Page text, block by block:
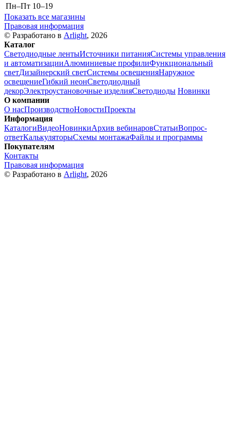
Пн–Пт 10–19
Показать все магазины
Правовая информация
© Разработано в Arlight, 2026
Каталог
Светодиодные лентыИсточники питанияСистемы управления
и автоматизацииАлюминиевые профилиФункциональный
светДизайнерский светСистемы освещенияНаружное
освещениеГибкий неонСветодиодный
декорЭлектроустановочные изделияСветодиоды Новинки
О компании
О насПроизводствоНовостиПроекты
Информация
КаталогиВидеоНовинкиАрхив вебинаровСтатьиВопрос-
ответКалькуляторыСхемы монтажаФайлы и программы
Покупателям
Контакты
Правовая информация
© Разработано в Arlight, 2026